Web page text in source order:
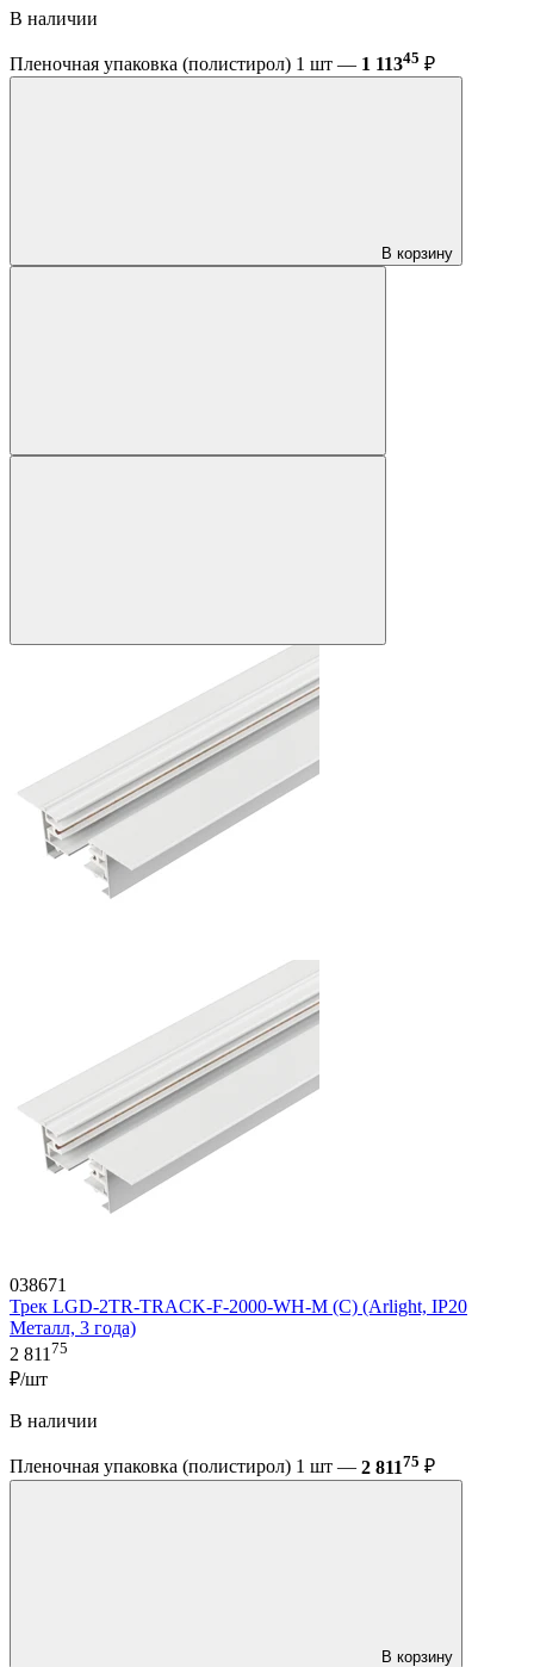
В наличии
Пленочная упаковка (полистирол) 1 шт — 1 11345 ₽
В корзину
038671
Трек LGD-2TR-TRACK-F-2000-WH-M (C) (Arlight, IP20
Металл, 3 года)
2 81175
₽/шт
В наличии
Пленочная упаковка (полистирол) 1 шт — 2 81175 ₽
В корзину